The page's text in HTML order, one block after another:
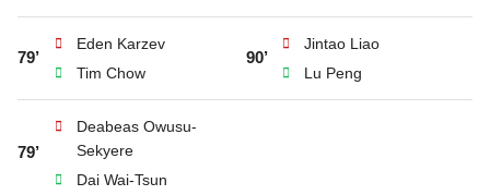
79’
Eden Karzev
Tim Chow
90’
Jintao Liao
Lu Peng
79’
Deabeas Owusu-
Sekyere
Dai Wai-Tsun